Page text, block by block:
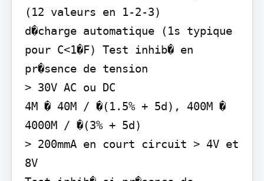
(12 valeurs en 1-2-3)
d�charge automatique (1s typique
pour C<1�F) Test inhib� en
pr�sence de tension
> 30V AC ou DC
4M � 40M / �(1.5% + 5d), 400M �
4000M / �(3% + 5d)
> 200mmA en court circuit > 4V et
8V